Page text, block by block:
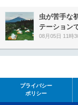
虫が苦手な
テーション
08月05日 11時
プライバシー
ポリシー